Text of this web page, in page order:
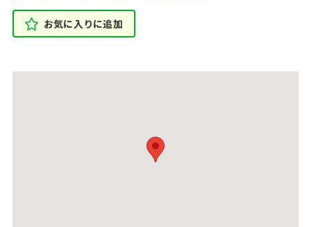
お気に入りに追加